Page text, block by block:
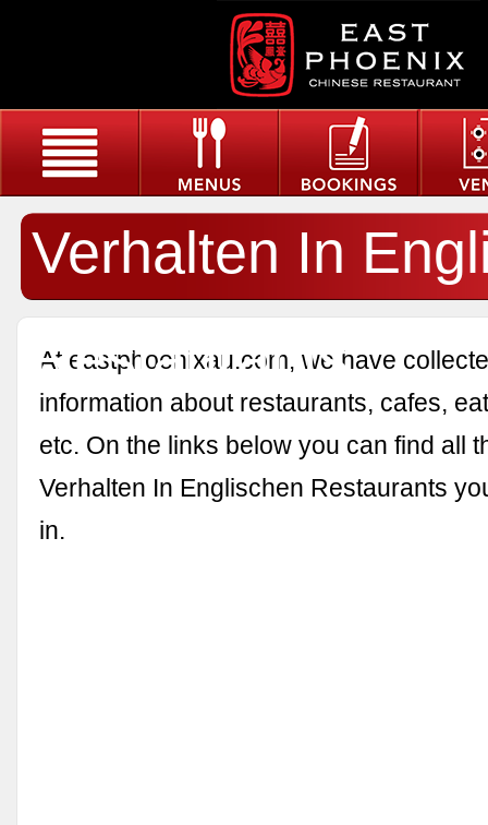
Verhalten In
Restaurants
At eastphoenixau.com, we have
information about restaurants, cafes,
etc. On the links below you can find all
Verhalten In Englischen Restaurants
in.